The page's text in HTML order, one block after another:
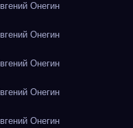
Онегин
Онегин
Онегин
Онегин
Онегин